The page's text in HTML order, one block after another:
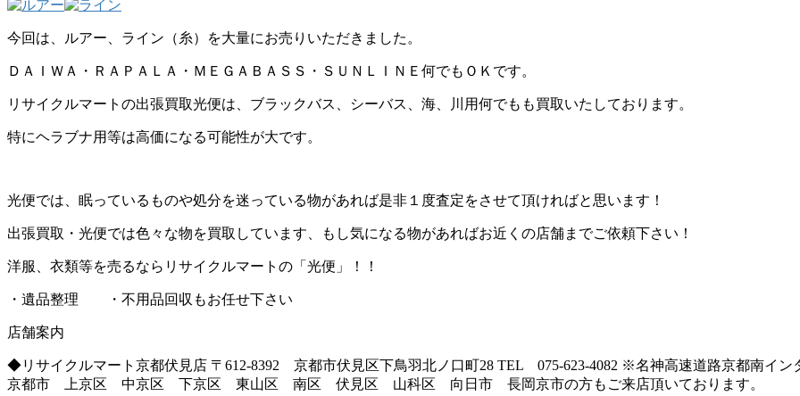
今回は、ルアー、ライン（糸）を大量にお売りいただきました。
ＤＡＩＷＡ・ＲＡＰＡＬＡ・ＭＥＧＡＢＡＳＳ・ＳＵＮＬＩＮＥ何でもＯＫです。
リサイクルマートの出張買取光便は、ブラックバス、シーバス、海、川用何でもも買取いたしております。
特にヘラブナ用等は高価になる可能性が大です。
光便では、眠っているものや処分を迷っている物があれば是非１度査定をさせて頂ければと思います！
出張買取・光便では色々な物を買取しています、もし気になる物があればお近くの店舗までご依頼下さい！
洋服、衣類等を売るならリサイクルマートの「光便」！！
・遺品整理 ・不用品回収もお任せ下さい
店舗案内
◆リサイクルマート京都伏見店 〒612-8392 京都市伏見区下鳥羽北ノ口町28 TEL 075-623-4082 ※名神高速道路京都南イン
京都市 上京区 中京区 下京区 東山区 南区 伏見区 山科区 向日市 長岡京市の方もご来店頂いております。